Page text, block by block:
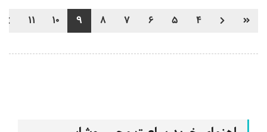
4
5
6
7
8
9
10
11